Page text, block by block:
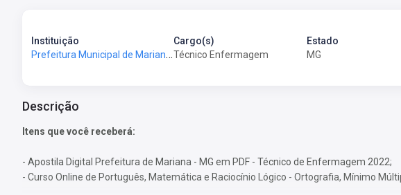
Instituição
Prefeitura Municipal de Mariana - MG - Prefeitura de Mariana - MG
Cargo(s)
Técnico Enfermagem
Estado
MG
Descrição
Itens que você receberá:
- Apostila Digital Prefeitura de Mariana - MG em PDF - Técnico de Enfermagem 2022;
- Curso Online de Português, Matemática e Raciocínio Lógico - Ortografia, Mínimo